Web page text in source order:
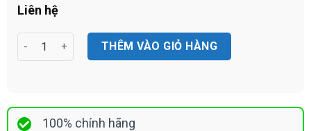
Liên hệ
VB342 - One Telecommunications số lượng
THÊM VÀO GIỎ HÀNG
100% chính hãng